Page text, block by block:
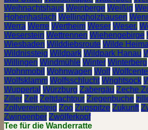
Weihnachtshaus Weinberge Weißig
Hohenhaslach Wellingholzhausen
Werra Werre Wertheim Weser Weser.
Weserstein Wettrennen Wiehengebirge
Wiesbaden Wilddiebsroute Wilde
Wildnissteig Wildpark Wildpark Hanau
Willingen Windmühle Winter Winterberg
Wohnmobil Wohnwagen Wolf
Wolfsklamm Wolfsschlucht Wrightsock
Wuppertal Würzburg Zabergäu Zeche
Ziller Zelt Zeltdachtour Ziegenbuche
Zollvereinsteig Zoo Zugspitze Zukunft
Zwingenber Zwölferkopf
Tee für die Wanderratte